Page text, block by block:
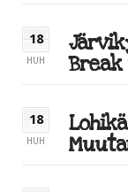
18
HUH
Break
18
HUH